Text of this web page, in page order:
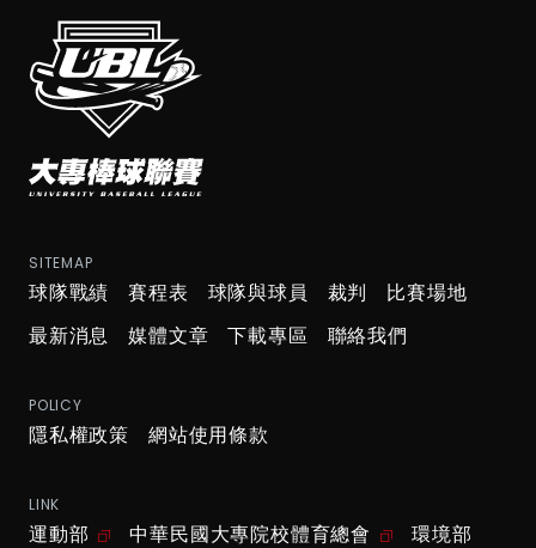
SITEMAP
球隊戰績 賽程表 球隊與球員 裁判
比賽場地
最新消息
媒體文章 下載專區 聯絡我們
POLICY
隱私權政策 網站使用條款
LINK
運動部 中華民國大專院校體育總會 環境部